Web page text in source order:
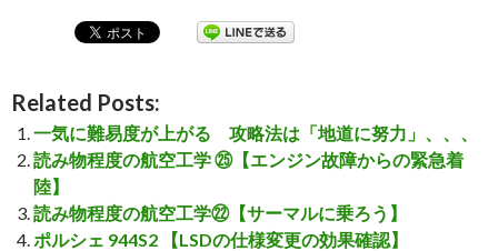
Related Posts:
一気に難易度が上がる 攻略法は「地道に努力」、、、
読み物程度の航空工学 ㉕【エンジン故障からの緊急着
陸】
読み物程度の航空工学㉒【サーマルに乗ろう】
ポルシェ 944S2 【LSDの仕様変更の効果確認】